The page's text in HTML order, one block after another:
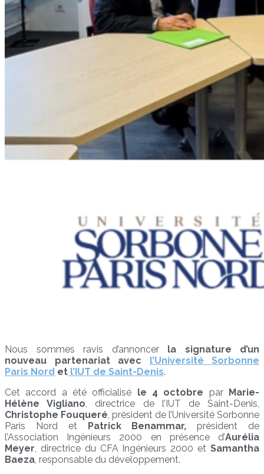
Nous sommes ravis d’annoncer la signature d’un
nouveau partenariat avec l’Université Sorbonne
Paris Nord et l’IUT de Saint-Denis.
Cet accord a été officialisé le 4 octobre par
Marie-
Hélène Vigliano, directrice de l’IUT de Saint-Denis,
Christophe Fouqueré, président de l’Université Sorbonne
Paris Nord et
Patrick Benammar,président de
l’Association Ingénieurs 2000 en présence d’Aurélia
Meyer, directrice du CFA Ingénieurs 2000 et Samantha
Baeza, responsable du développement.